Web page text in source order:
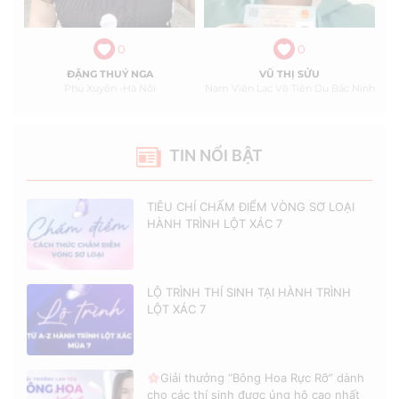
TIN NỔI BẬT
TIÊU CHÍ CHẤM ĐIỂM VÒNG SƠ LOẠI
HÀNH TRÌNH LỘT XÁC 7
LỘ TRÌNH THÍ SINH TẠI HÀNH TRÌNH
LỘT XÁC 7
Giải thưởng “Bông Hoa Rực Rỡ” dành
cho các thí sinh được ủng hộ cao nhất
0
ĐẶNG THUÝ NGA
Phú Xuyên -Hà Nôi
0
VŨ THỊ SỬU